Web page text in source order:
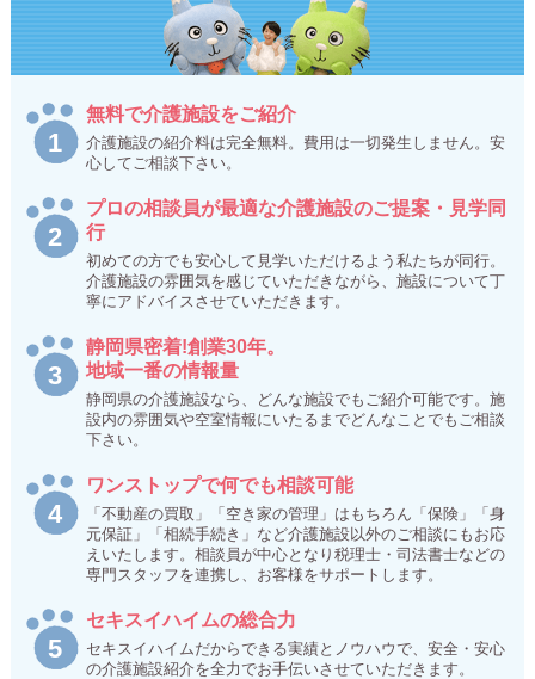
無料で介護施設をご紹介
介護施設の紹介料は完全無料。費用は一切発生しません。安
心してご相談下さい。
プロの相談員が最適な介護施設のご提案・見学同
行
初めての方でも安心して見学いただけるよう私たちが同行。
介護施設の雰囲気を感じていただきながら、施設について丁
寧にアドバイスさせていただきます。
静岡県密着!創業30年。
地域一番の情報量
静岡県の介護施設なら、どんな施設でもご紹介可能です。施
設内の雰囲気や空室情報にいたるまでどんなことでもご相談
下さい。
ワンストップで何でも相談可能
「不動産の買取」「空き家の管理」はもちろん「保険」「身
元保証」「相続手続き」など介護施設以外のご相談にもお応
えいたします。相談員が中心となり税理士・司法書士などの
専門スタッフを連携し、お客様をサポートします。
セキスイハイムの総合力
セキスイハイムだからできる実績とノウハウで、安全・安心
の介護施設紹介を全力でお手伝いさせていただきます。